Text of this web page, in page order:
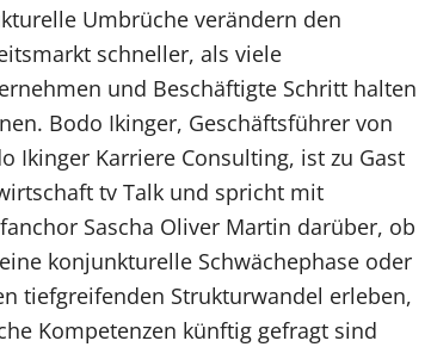
Umbrüche verändern den
schneller, als viele
und Beschäftigte Schritt halten
Bodo Ikinger, Geschäftsführer von
Ikinger Karriere Consulting, ist zu Gast
tv Talk und spricht mit
Sascha Oliver Martin darüber, ob
konjunkturelle Schwächephase oder
tiefgreifenden Strukturwandel erleben,
Kompetenzen künftig gefragt sind